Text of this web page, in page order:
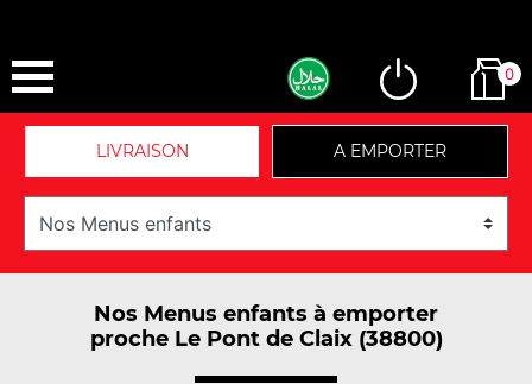
0
LIVRAISON A EMPORTER
Nos Menus enfants à emporter
proche Le Pont de Claix (38800)